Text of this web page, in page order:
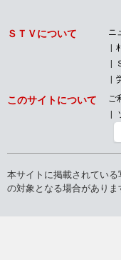
ＳＴＶについて ニ
このサイトについて ご
本サイトに掲載されてい
の対象となる場合がありま